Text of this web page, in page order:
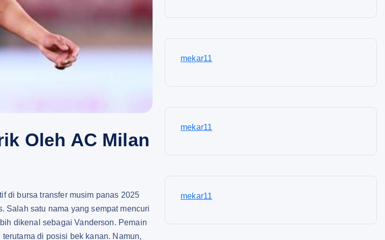
Oleh AC Milan
di bursa transfer musim panas 2025
Salah satu nama yang sempat mencuri
dikenal sebagai Vanderson. Pemain
di posisi bek kanan. Namun,
mekar11
mekar11
mekar11